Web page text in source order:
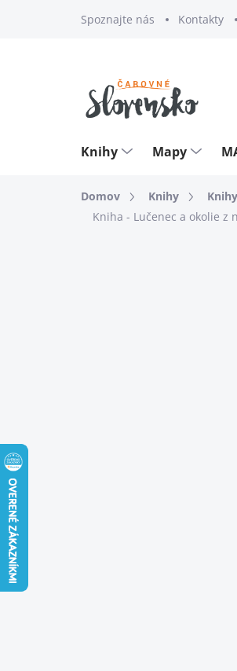
Spoznajte nás Kontakty
Knihy Mapy
Domov Knihy
Kniha - Lučenec a okolie z